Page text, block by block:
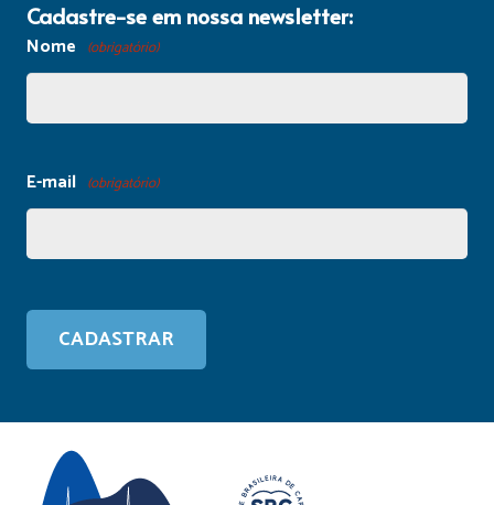
Cadastre-se em nossa newsletter:
Nome (obrigatório)
E-mail (obrigatório)